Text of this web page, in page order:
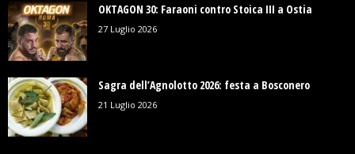
OKTAGON 30: Faraoni contro Stoica III a Ostia
27 Luglio 2026
Sagra dell’Agnolotto 2026: festa a Bosconero
21 Luglio 2026